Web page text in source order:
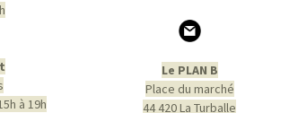
à 19h
Le PLAN B
Place du marché
44 420 La Turballe